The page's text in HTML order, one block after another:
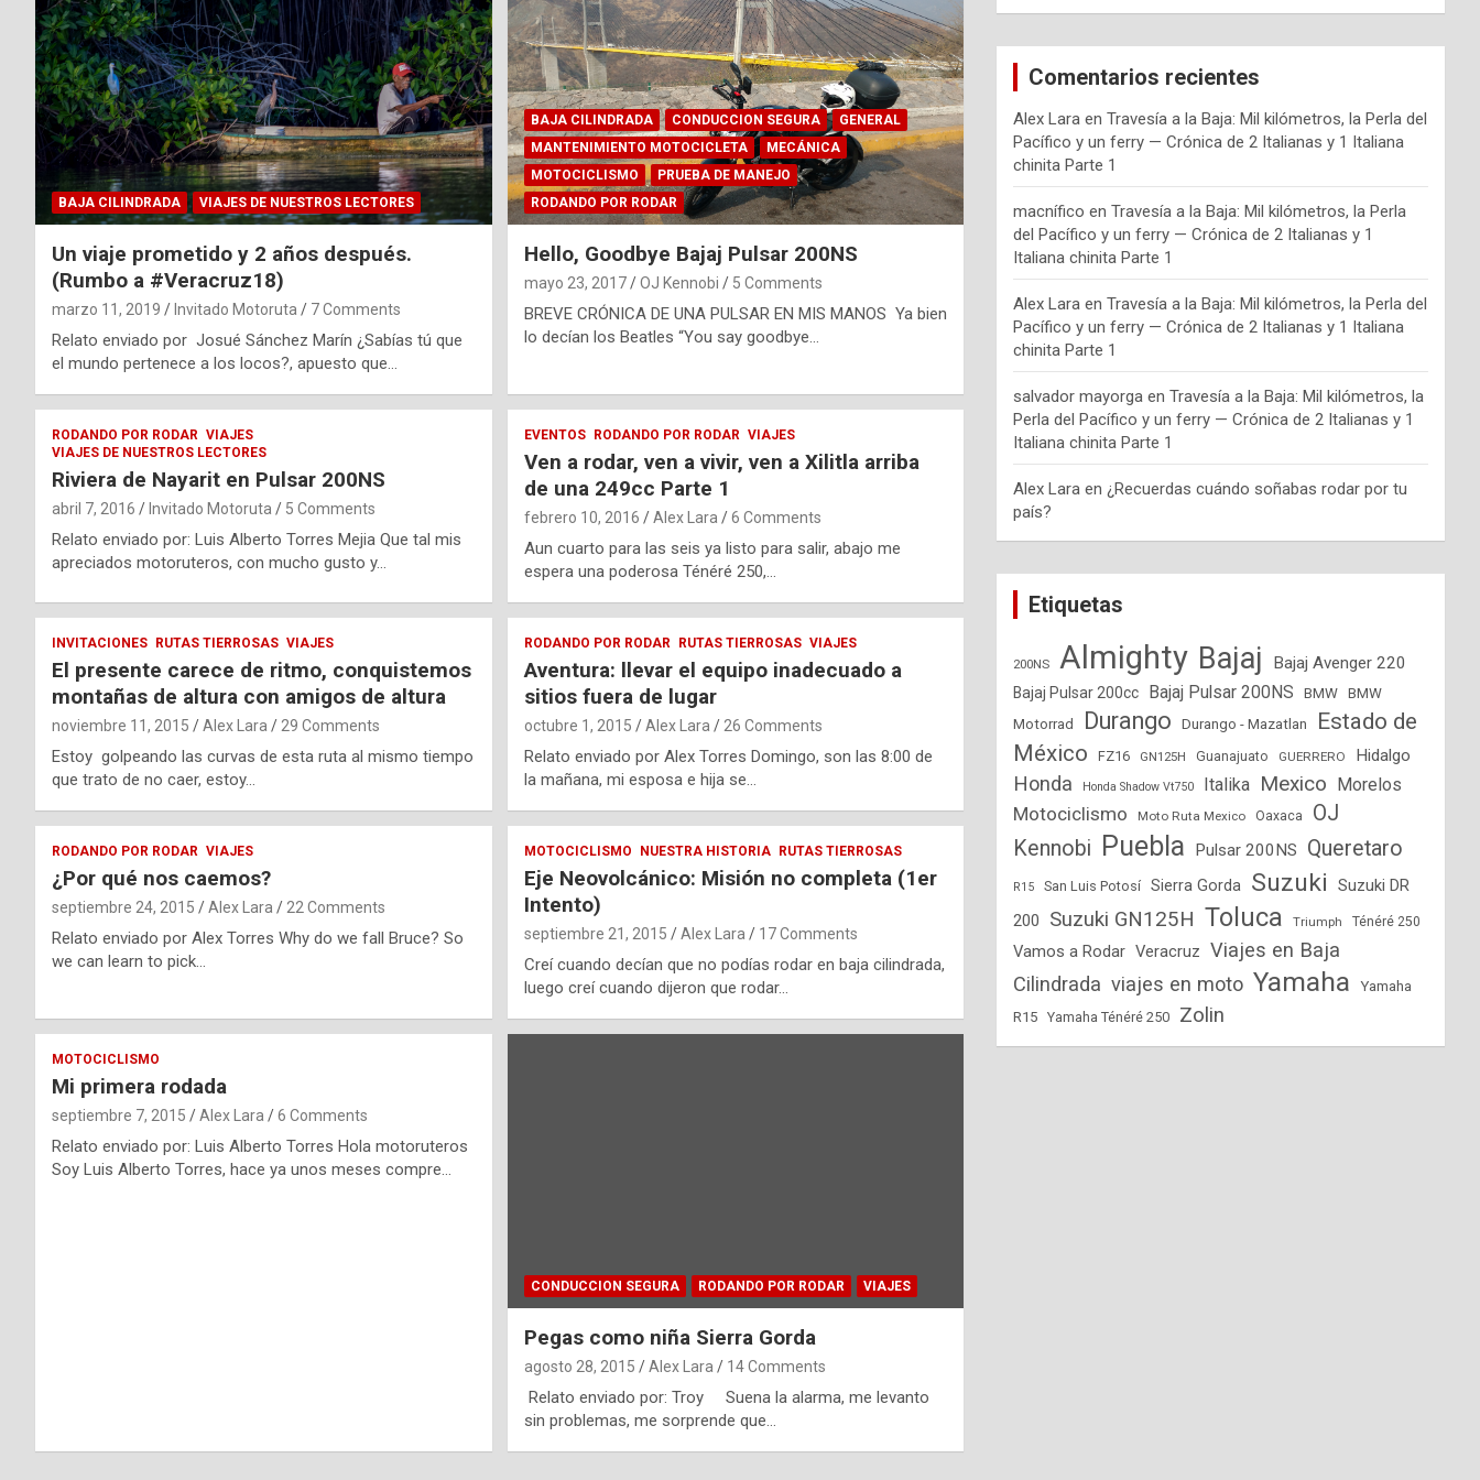
BAJA CILINDRADA VIAJES DE NUESTROS LECTORES
Un viaje prometido y 2 años después.
(Rumbo a #Veracruz18)
marzo 11, 2019 Invitado Motoruta 7 Comments
Relato enviado por Josué Sánchez Marín ¿Sabías tú que
el mundo pertenece a los locos?, apuesto que…
BAJA CILINDRADA CONDUCCION SEGURA
GENERAL
MANTENIMIENTO MOTOCICLETA
MECÁNICA
MOTOCICLISMO
PRUEBA DE MANEJO
RODANDO POR RODAR
Hello, Goodbye Bajaj Pulsar 200NS
mayo 23, 2017 OJ Kennobi 5 Comments
BREVE CRÓNICA DE UNA PULSAR EN MIS MANOS Ya bien
lo decían los Beatles “You say goodbye…
RODANDO POR RODAR VIAJES
VIAJES DE NUESTROS LECTORES
Riviera de Nayarit en Pulsar 200NS
abril 7, 2016 Invitado Motoruta 5 Comments
Relato enviado por: Luis Alberto Torres Mejia Que tal mis
apreciados motoruteros, con mucho gusto y…
EVENTOS RODANDO POR RODAR VIAJES
Ven a rodar, ven a vivir, ven a Xilitla arriba
de una 249cc Parte 1
febrero 10, 2016 Alex Lara 6 Comments
Aun cuarto para las seis ya listo para salir, abajo me
espera una poderosa Ténéré 250,…
INVITACIONES RUTAS TIERROSAS VIAJES
El presente carece de ritmo, conquistemos
montañas de altura con amigos de altura
noviembre 11, 2015 Alex Lara 29 Comments
Estoy golpeando las curvas de esta ruta al mismo tiempo
que trato de no caer, estoy…
RODANDO POR RODAR RUTAS TIERROSAS VIAJES
Aventura: llevar el equipo inadecuado a
sitios fuera de lugar
octubre 1, 2015 Alex Lara 26 Comments
Relato enviado por Alex Torres Domingo, son las 8:00 de
la mañana, mi esposa e hija se…
RODANDO POR RODAR VIAJES
¿Por qué nos caemos?
septiembre 24, 2015 Alex Lara 22 Comments
Relato enviado por Alex Torres Why do we fall Bruce? So
we can learn to pick…
MOTOCICLISMO NUESTRA HISTORIA RUTAS TIERROSAS
Eje Neovolcánico: Misión no completa (1er
Intento)
septiembre 21, 2015 Alex Lara 17 Comments
Creí cuando decían que no podías rodar en baja cilindrada,
luego creí cuando dijeron que rodar…
MOTOCICLISMO
Mi primera rodada
septiembre 7, 2015 Alex Lara 6 Comments
Relato enviado por: Luis Alberto Torres Hola motoruteros
Soy Luis Alberto Torres, hace ya unos meses compre…
CONDUCCION SEGURA RODANDO POR RODAR VIAJES
Pegas como niña Sierra Gorda
agosto 28, 2015 Alex Lara 14 Comments
Relato enviado por: Troy Suena la alarma, me levanto
sin problemas, me sorprende que…
Comentarios recientes
Alex Lara enTravesía a la Baja: Mil kilómetros, la Perla del
Pacífico y un ferry — Crónica de 2 Italianas y 1 Italiana
chinita Parte 1
macnífico enTravesía a la Baja: Mil kilómetros, la Perla
del Pacífico y un ferry — Crónica de 2 Italianas y 1
Italiana chinita Parte 1
Alex Lara enTravesía a la Baja: Mil kilómetros, la Perla del
Pacífico y un ferry — Crónica de 2 Italianas y 1 Italiana
chinita Parte 1
salvador mayorga enTravesía a la Baja: Mil kilómetros, la
Perla del Pacífico y un ferry — Crónica de 2 Italianas y 1
Italiana chinita Parte 1
Alex Lara en¿Recuerdas cuándo soñabas rodar por tu
país?
Etiquetas
200NS Almighty Bajaj Bajaj Avenger 220
Bajaj Pulsar 200cc Bajaj Pulsar 200NS BMW
BMW
Motorrad
Durango Durango - Mazatlan
Estado de
México
FZ16 GN125H Guanajuato GUERRERO Hidalgo
Honda Honda Shadow Vt750 Italika Mexico Morelos
Motociclismo Moto Ruta Mexico Oaxaca
OJ
Kennobi
Puebla Pulsar 200NS Queretaro
R15 San Luis Potosí Sierra Gorda Suzuki
Suzuki DR
200
Suzuki GN125H Toluca Triumph Ténéré 250
Vamos a Rodar Veracruz Viajes en Baja
Cilindrada viajes en moto Yamaha
Yamaha
R15
Yamaha Ténéré 250 Zolin